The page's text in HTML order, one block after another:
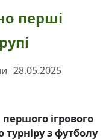
перші
28.05.2025
ігрового
турніру з футболу